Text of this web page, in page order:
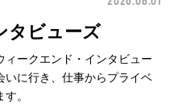
タビューズ
ィークエンド・インタビュー
いに行き、仕事からプライベ
。